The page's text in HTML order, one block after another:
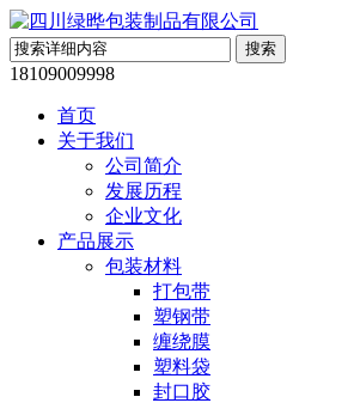
18109009998
首页
关于我们
公司简介
发展历程
企业文化
产品展示
包装材料
打包带
塑钢带
缠绕膜
塑料袋
封口胶